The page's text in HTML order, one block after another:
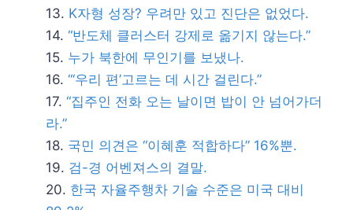
K자형 성장? 우려만 있고 진단은 없었다.
“반도체 클러스터 강제로 옮기지 않는다.”
누가 북한에 무인기를 보냈나.
“‘우리 편’고르는 데 시간 걸린다.”
“집주인 전화 오는 날이면 밥이 안 넘어가더
라.”
국민 의견은 “이혜훈 적합하다” 16%뿐.
검-경 어벤져스의 결말.
한국 자율주행차 기술 수준은 미국 대비